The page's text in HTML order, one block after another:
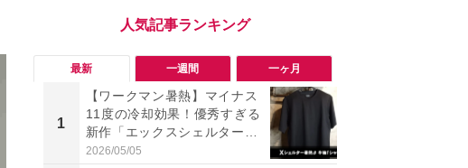
最新 一週間 一ヶ月
1
【ワークマン暑熱】マイナス
11度の冷却効果！優秀すぎる
新作「エックスシェルター半
袖Tシャツ」で夏も快適
2026/05/05